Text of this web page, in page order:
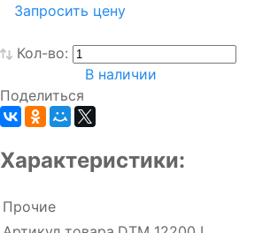
Запросить цену
Кол-во:
В наличии
Поделиться
Характеристики:
Прочие